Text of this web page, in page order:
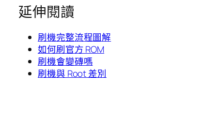
延伸閱讀
刷機完整流程圖解
如何刷官方 ROM
刷機會變磚嗎
刷機與 Root 差別